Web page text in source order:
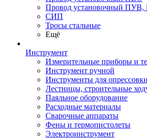
Провод установочный
СИП
Тросы стальные
Ещё
Инструмент
Измерительные приборы и
Инструмент ручной
Инструменты для
Лестницы, строительные
Паяльное оборудование
Расходные материалы
Сварочные аппараты
Фены и термопистолеты
Электроинструмент